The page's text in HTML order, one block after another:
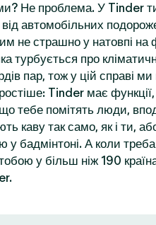
Не проблема. У Tinder
автомобільних
не страшно у натовпі
турбується про
пар, тож у цій справі
Tinder має
тебе помітять люди,
каву так само, як і ти,
у бадмінтоні. А коли
у більш ніж 190